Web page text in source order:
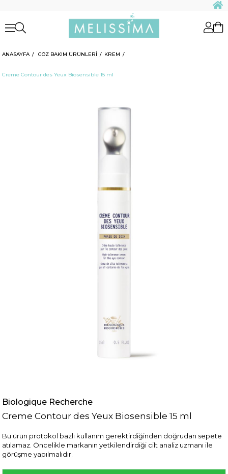
ANASAYFA GÖZ BAKIM ÜRÜNLERİ KREM
Creme Contour des Yeux Biosensible 15 ml
Creme Contour des Yeux Biosensible 15 ml
Biologique Recherche
Bu ürün protokol bazlı kullanım gerektirdiğinden doğrudan sepete
atılamaz. Öncelikle markanın yetkilendirdiği cilt analiz uzmanı ile
görüşme yapılmalıdır.